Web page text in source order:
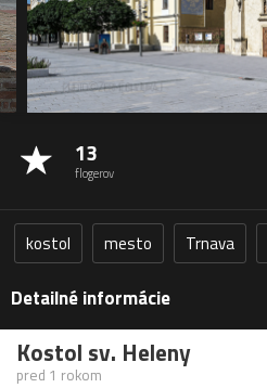
13
flogerov
kostol mesto Trnava
Detailné informácie
Kostol sv. Heleny
pred 1 rokom